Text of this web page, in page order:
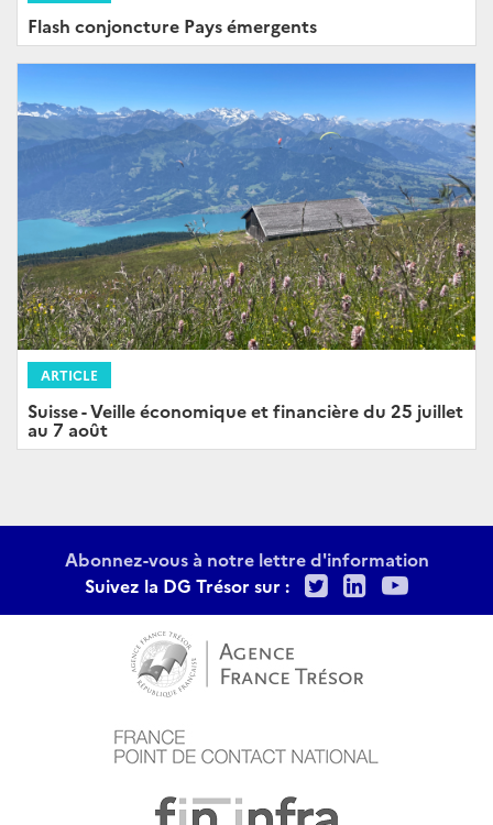
Flash conjoncture Pays émergents
ARTICLE
Suisse - Veille économique et financière du 25 juillet
au 7 août
Abonnez-vous à notre lettre d'information
Suivez la DG Trésor sur :
TwitterLinkedIn